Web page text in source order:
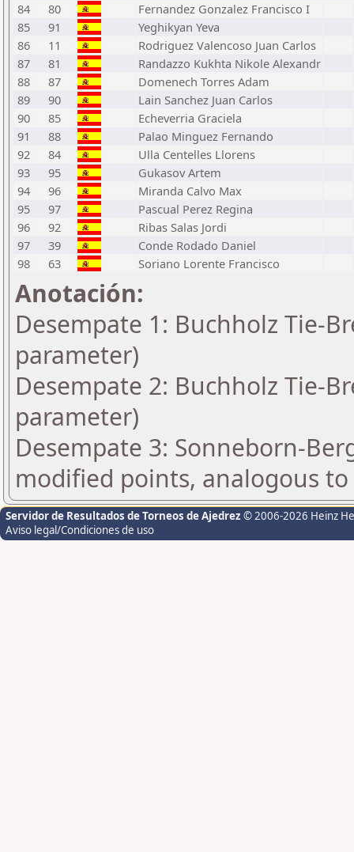
84
80
Fernandez Gonzalez Francisco I
85
91
Yeghikyan Yeva
86
11
Rodriguez Valencoso Juan Carlos
87
81
Randazzo Kukhta Nikole Alexandr
88
87
Domenech Torres Adam
89
90
Lain Sanchez Juan Carlos
90
85
Echeverria Graciela
91
88
Palao Minguez Fernando
92
84
Ulla Centelles Llorens
93
95
Gukasov Artem
94
96
Miranda Calvo Max
95
97
Pascual Perez Regina
96
92
Ribas Salas Jordi
97
39
Conde Rodado Daniel
98
63 Soriano Lorente Francisco
Anotación:
Desempate 1: Buchholz Tie-
parameter)
Desempate 2: Buchholz Tie-
parameter)
Desempate 3: Sonneborn-
modified points, analogous
Servidor de Resultados de Torneos de Ajedrez © 2006-2026 Heinz
Aviso legal/Condiciones de uso